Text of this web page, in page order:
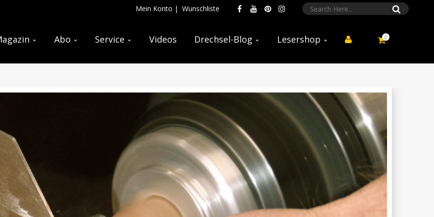
Mein Konto | Wunschliste
Abo Service Videos Drechsel-Blog Lesershop 0